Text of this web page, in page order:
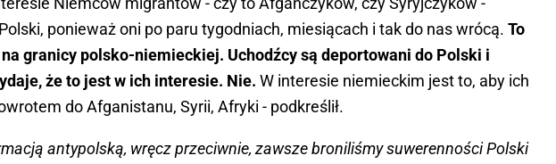
ponieważ oni po paru tygodniach, miesiącach i tak do nas wrócą. To
granicy polsko-niemieckiej. Uchodźcy są deportowani do Polski i
że to jest w ich interesie. Nie. W interesie niemieckim jest to, aby ich
do Afganistanu, Syrii, Afryki - podkreślił.
antypolską, wręcz przeciwnie, zawsze broniliśmy suwerenności Polski